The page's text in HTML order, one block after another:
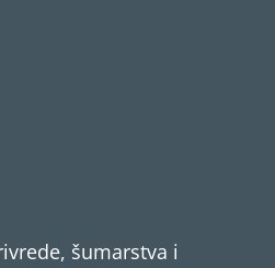
šumarstva i